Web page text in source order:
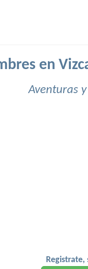
en
Aventuras
Registrate,